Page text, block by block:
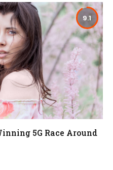
9.1
5G Race Around